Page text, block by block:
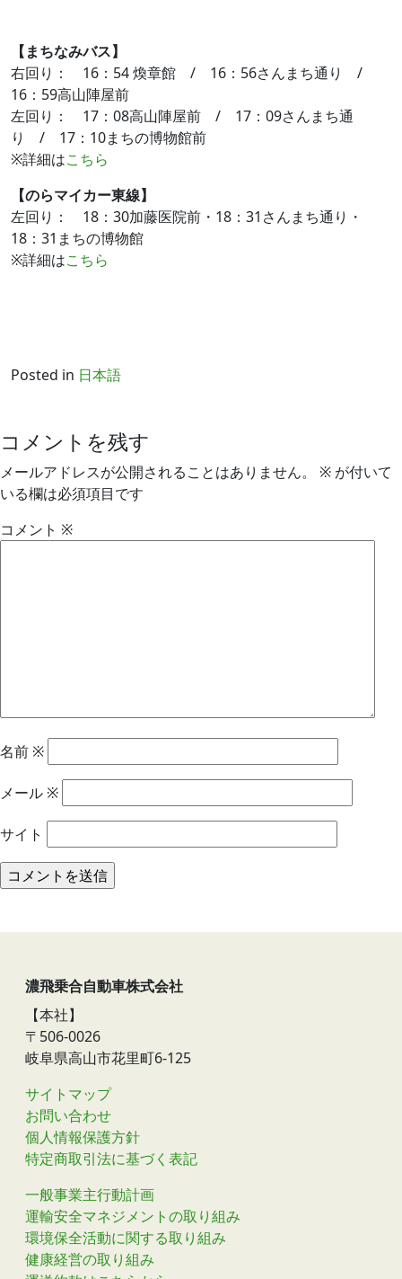
【まちなみバス】
右回り： 16：54 煥章館 / 16：56さんまち通り /
16：59高山陣屋前
左回り： 17：08高山陣屋前 / 17：09さんまち通
り / 17：10まちの博物館前
※詳細はこちら
【のらマイカー東線】
左回り： 18：30加藤医院前・18：31さんまち通り・
18：31まちの博物館
※詳細はこちら
Posted in 日本語
コメントを残す
メールアドレスが公開されることはありません。 ※ が付いて
いる欄は必須項目です
コメント ※
名前 ※
メール ※
サイト
濃飛乗合自動車株式会社
【本社】
〒506-0026
岐阜県高山市花里町6-125
サイトマップ
お問い合わせ
個人情報保護方針
特定商取引法に基づく表記
一般事業主行動計画
運輸安全マネジメントの取り組み
環境保全活動に関する取り組み
健康経営の取り組み